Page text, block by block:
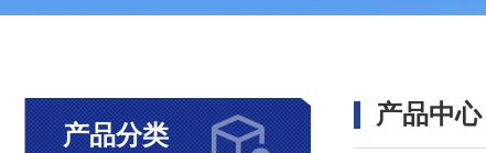
产品分类
产品中心